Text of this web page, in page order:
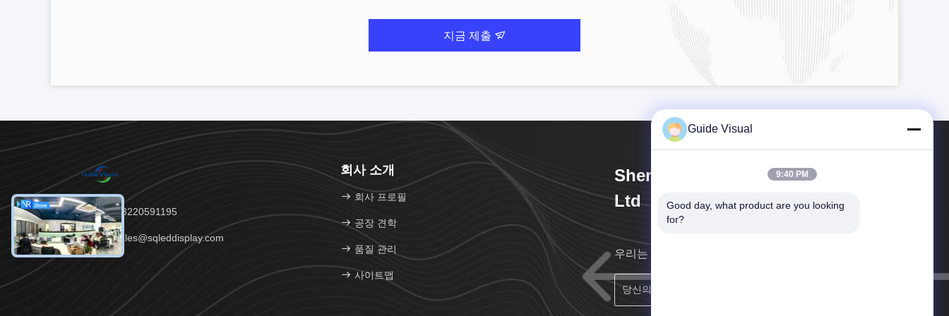
지금 제출
Tel：86--18220591195
이메일：sales@sqleddisplay.com
회사 소개
회사 프로필
공장 견학
품질 관리
사이트맵
Shenzhen Guide Technology Co.,
Ltd
우리는 최대한 빨리 당신에 되돌아갈 것입니다.
Guide Visual
9:40 PM
Good day, what product are you looking
for?